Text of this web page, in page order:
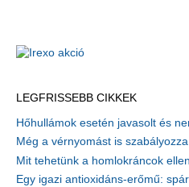
LEGFRISSEBB CIKKEK
Hőhullámok esetén javasolt és
Még a vérnyomást is
Mit tehetünk a homlokráncok
Egy igazi antioxidáns-erőmű: